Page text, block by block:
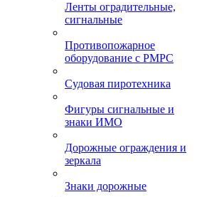
Ленты оградительные,
сигнальные
Противопожарное
оборудование с РМРС
Судовая пиротехника
Фигуры сигнальные и
знаки ИМО
Дорожные ограждения и
зеркала
Знаки дорожные